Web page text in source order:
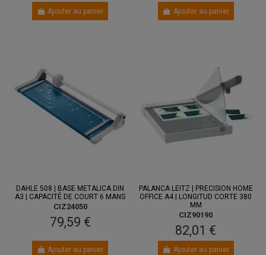
Ajouter au panier Ajouter au panier
DAHLE 508 | BASE METALICA DIN
A3 | CAPACITÉ DE COURT 6 MANS
CIZ24050
79,59 €
Ajouter au panier
PALANCA LEITZ | PRECISION HOME
OFFICE A4 | LONGITUD CORTE 380
MM
CIZ90190
82,01 €
Ajouter au panier